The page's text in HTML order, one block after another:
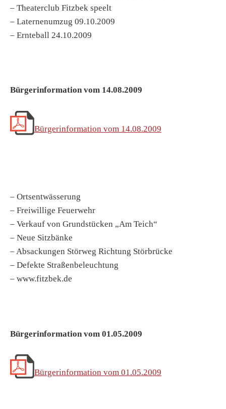
– Theaterclub Fitzbek speelt
– Laternenumzug 09.10.2009
– Ernteball 24.10.2009
Bürgerinformation vom 14.08.2009
Bürgerinformation vom 14.08.2009
– Ortsentwässerung
– Freiwillige Feuerwehr
– Verkauf von Grundstücken „Am Teich“
– Neue Sitzbänke
– Absackungen Störweg Richtung Störbrücke
– Defekte Straßenbeleuchtung
– www.fitzbek.de
Bürgerinformation vom 01.05.2009
Bürgerinformation vom 01.05.2009